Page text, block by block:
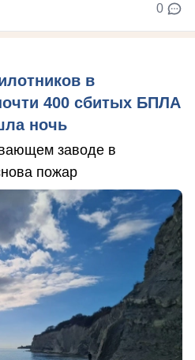
0
в
400 сбитых БПЛА
ночь
заводе в
пожар